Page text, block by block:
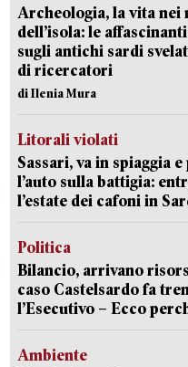
Archeologia, la vita nei
dell’isola: le
sugli antichi sardi
di ricercatori
di Ilenia Mura
Litorali violati
Sassari, va in spiaggia
l’auto sulla battigia:
l’estate dei cafoni in
Politica
Bilancio, arrivano
caso Castelsardo fa
l’Esecutivo – Ecco
Ambiente